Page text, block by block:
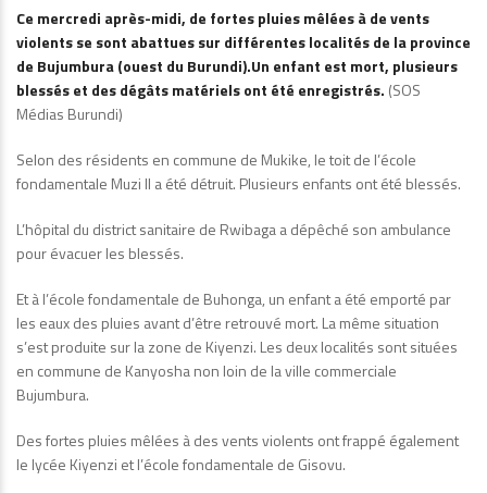
Ce mercredi après-midi, de fortes pluies mêlées à de vents
violents se sont abattues sur différentes localités de la province
de Bujumbura (ouest du Burundi).Un enfant est mort, plusieurs
blessés et des dégâts matériels ont été enregistrés. (SOS
Médias Burundi)
Selon des résidents en commune de Mukike, le toit de l’école
fondamentale Muzi II a été détruit. Plusieurs enfants ont été blessés.
L’hôpital du district sanitaire de Rwibaga a dépêché son ambulance
pour évacuer les blessés.
Et à l’école fondamentale de Buhonga, un enfant a été emporté par
les eaux des pluies avant d’être retrouvé mort. La même situation
s’est produite sur la zone de Kiyenzi. Les deux localités sont situées
en commune de Kanyosha non loin de la ville commerciale
Bujumbura.
Des fortes pluies mêlées à des vents violents ont frappé également
le lycée Kiyenzi et l’école fondamentale de Gisovu.